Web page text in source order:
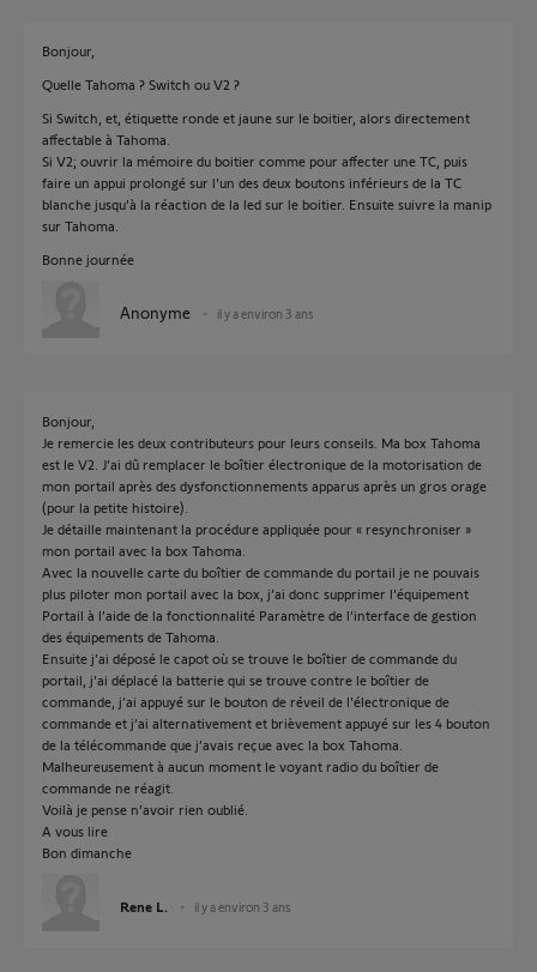
Bonjour,
Quelle Tahoma ? Switch ou V2 ?
Si Switch, et, étiquette ronde et jaune sur le boitier, alors directement
affectable à Tahoma.
Si V2; ouvrir la mémoire du boitier comme pour affecter une TC, puis
faire un appui prolongé sur l'un des deux boutons inférieurs de la TC
blanche jusqu'à la réaction de la led sur le boitier. Ensuite suivre la manip
sur Tahoma.
Bonne journée
Anonyme il y a environ 3 ans
Bonjour,
Je remercie les deux contributeurs pour leurs conseils. Ma box Tahoma
est le V2. J’ai dû remplacer le boîtier électronique de la motorisation de
mon portail après des dysfonctionnements apparus après un gros orage
(pour la petite histoire).
Je détaille maintenant la procédure appliquée pour « resynchroniser »
mon portail avec la box Tahoma.
Avec la nouvelle carte du boîtier de commande du portail je ne pouvais
plus piloter mon portail avec la box, j’ai donc supprimer l’équipement
Portail à l’aide de la fonctionnalité Paramètre de l’interface de gestion
des équipements de Tahoma.
Ensuite j’ai déposé le capot où se trouve le boîtier de commande du
portail, j’ai déplacé la batterie qui se trouve contre le boîtier de
commande, j’ai appuyé sur le bouton de réveil de l'électronique de
commande et j’ai alternativement et brièvement appuyé sur les 4 bouton
de la télécommande que j’avais reçue avec la box Tahoma.
Malheureusement à aucun moment le voyant radio du boîtier de
commande ne réagit.
Voilà je pense n’avoir rien oublié.
A vous lire
Bon dimanche
Rene L. il y a environ 3 ans